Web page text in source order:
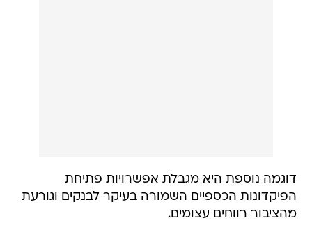
דוגמה נוספת היא מגבלת אפשרויות פתיחת
הפיקדונות הכספיים השמורה בעיקר לבנקים וגורעת
מהציבור רווחים עצומים.